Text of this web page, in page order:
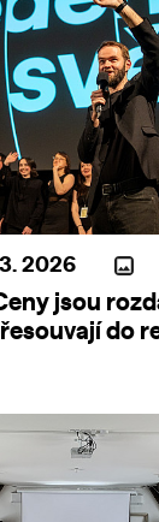
3. 2026
jsou
do